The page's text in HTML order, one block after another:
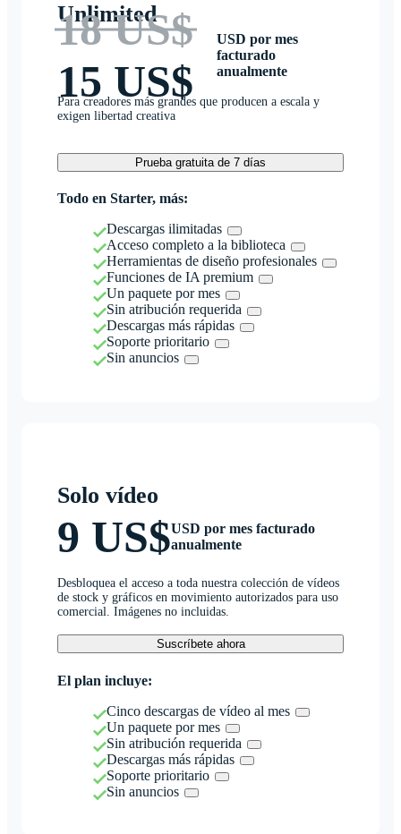
Unlimited
18 US$
15 US$
USD por mes
facturado
anualmente
Para creadores más grandes que producen a escala y
exigen libertad creativa
Prueba gratuita de 7 días
Todo en Starter, más:
Descargas ilimitadas
Acceso completo a la biblioteca
Herramientas de diseño profesionales
Funciones de IA premium
Un paquete por mes
Sin atribución requerida
Descargas más rápidas
Soporte prioritario
Sin anuncios
Solo vídeo
9 US$USD por mes facturado
anualmente
Desbloquea el acceso a toda nuestra colección de vídeos
de stock y gráficos en movimiento autorizados para uso
comercial. Imágenes no incluidas.
Suscríbete ahora
El plan incluye:
Cinco descargas de vídeo al mes
Un paquete por mes
Sin atribución requerida
Descargas más rápidas
Soporte prioritario
Sin anuncios